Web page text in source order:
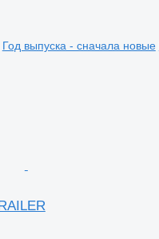
Год выпуска - сначала новые